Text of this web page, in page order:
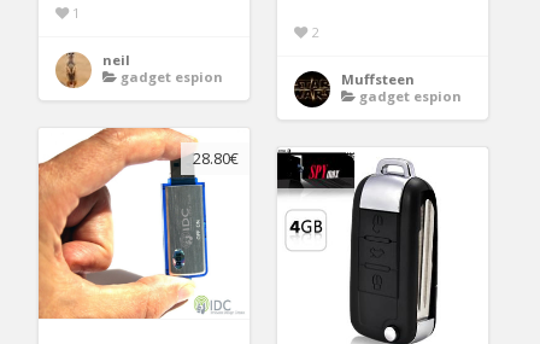
1
neil
gadget espion
2
Muffsteen
gadget espion
28.80€